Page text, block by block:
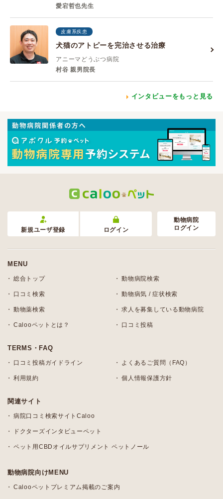
愛宕哲也先生
皮膚系疾患
犬猫のアトピーを完治させる治療
アニーマどうぶつ病院
村谷 親男院長
インタビューをもっと見る
新規ユーザ登録 ログイン
動物病院
ログイン
MENU
総合トップ 動物病院検索
口コミ検索 動物病気 / 症状検索
動物薬検索 求人を募集している動物病院
Calooペットとは？ 口コミ投稿
TERMS・FAQ
口コミ投稿ガイドライン よくあるご質問（FAQ）
利用規約 個人情報保護方針
関連サイト
病院口コミ検索サイトCaloo
ドクターズインタビューペット
ペット用CBDオイルサプリメント ペットノール
動物病院向けMENU
Calooペットプレミアム掲載のご案内